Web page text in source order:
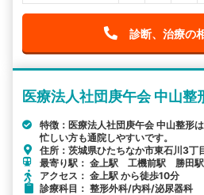
診断、治療の
医療法人社団庚午会 中山整
特徴：医療法人社団庚午会 中山整形
忙しい方も通院しやすいです。
住所：茨城県ひたちなか市東石川3丁
最寄り駅： 金上駅 工機前駅 勝田駅
アクセス： 金上駅 から徒歩10分
診療科目： 整形外科/内科/泌尿器科